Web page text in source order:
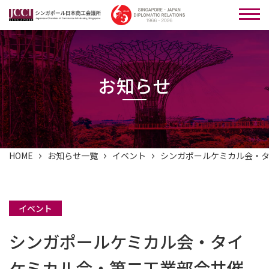
お知らせ
HOME お知らせ一覧 イベント シンガポールケミカル会・
イベント
シンガポールケミカル会・タイ